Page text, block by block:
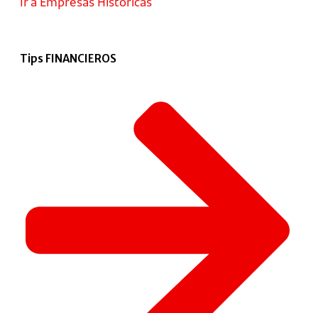
Tips FINANCIEROS